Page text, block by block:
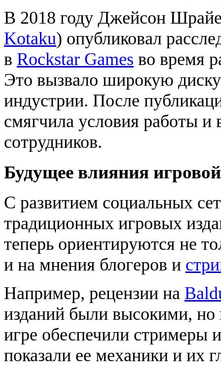
В 2018 году Джейсон
Kotaku) опубликовал
в Rockstar Games во время
Это вызвало широкую
индустрии. После
смягчила условия работы и
сотрудников.
Будущее влияния
С развитием социальных
традиционных игровых
теперь ориентируются не
и на мнения блогеров и
Например, рецензии на
изданий были высокими,
игре обеспечили стримеры
показали ее механики и их